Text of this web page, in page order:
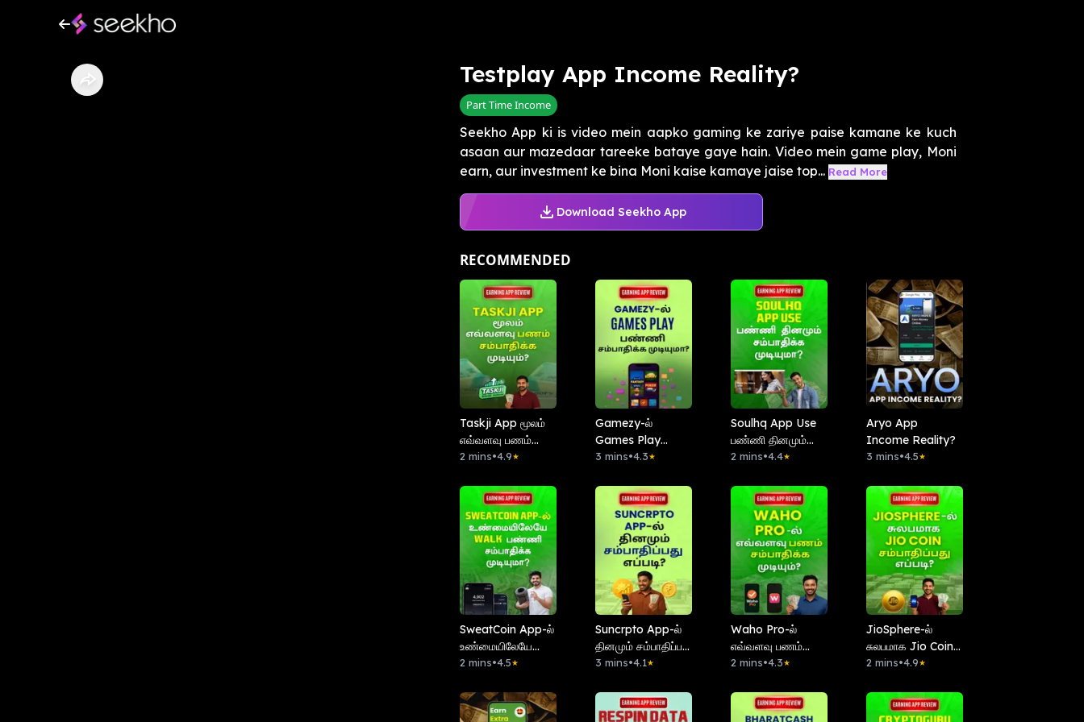
Testplay App Income Reality?
Part Time Income
Seekho App ki is video mein aapko gaming ke zariye paise kamane ke kuch
asaan aur mazedaar tareeke bataye gaye hain. Video mein game play, Moni
earn, aur investment ke bina Moni kaise kamaye jaise top... Read More
Download Seekho App
RECOMMENDED
Taskji App மூலம்
எவ்வளவு பணம்
சம்பாதிக்க முடியும்?
2 mins•4.9★
Gamezy-ல்
Games Play
பண்ணி சம்பாதிக்க
3 mins•4.3★
Soulhq App Use
பண்ணி தினமும்
சம்பாதிக்க
2 mins•4.4★
Aryo App
Income Reality?
3 mins•4.5★
SweatCoin App-ல்
உண்மையிலேயே
Walk பண்ணி
முடியுமா?
2 mins•4.5★
Suncrpto App-ல்
தினமும் சம்பாதிப்பது
எப்படி?
3 mins•4.1★
Waho Pro-ல்
எவ்வளவு பணம்
சம்பாதிக்க முடியும்?
2 mins•4.3★
JioSphere-ல்
சுலபமாக Jio Coin
சம்பாதிப்பது எப்படி?
2 mins•4.9★